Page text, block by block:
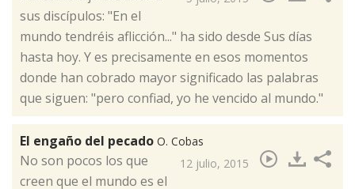
sus discípulos: "En el
mundo tendréis aflicción..." ha sido desde Sus días
hasta hoy. Y es precisamente en esos momentos
donde han cobrado mayor significado las palabras
que siguen: "pero confiad, yo he vencido al mundo."
El engaño del pecado O. Cobas
12 julio, 2015
​No son pocos los que
creen que el mundo es el